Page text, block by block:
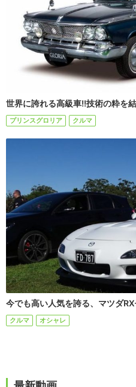
世界に誇れる高級車!!技術の粋を
プリンスグロリア クルマ
今でも高い人気を誇る、マツダ
クルマ オシャレ